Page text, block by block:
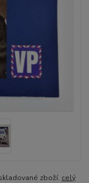
zboží. celý